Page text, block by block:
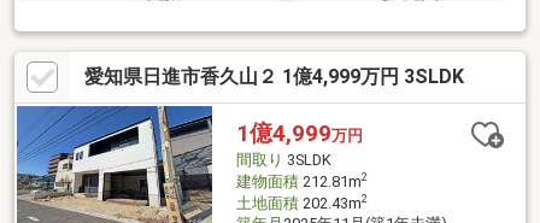
ースに余裕をもって駐車可能です！『大容量収納』全居室収納付
き、納戸、廊下収納、シューズクローゼットもあるため収納スペ
ースには困りません！◆設備仕様◆『2026年8月リフォーム完工
予定』■水回り：洗面、トイレ■内装：クロス全室、床材、畳表替
え、襖・網戸貼替■外部：浄化槽→下水へ変更◆リフォーム後引
き渡し可◆ご要望があればリフォーム工事後引き渡し可能です！
ご相談ください！
愛知県日進市香久山２ 1億4,999万円 3SLDK
1億4,999万円
間取り 3SLDK
建物面積212.81m2
土地面積202.43m2